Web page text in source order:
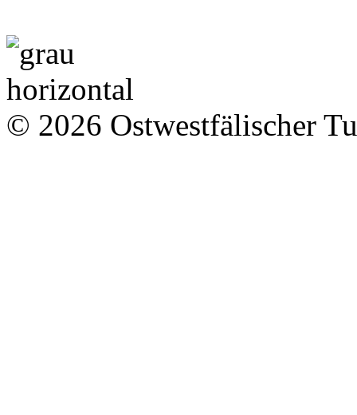
© 2026 Ostwestfälischer